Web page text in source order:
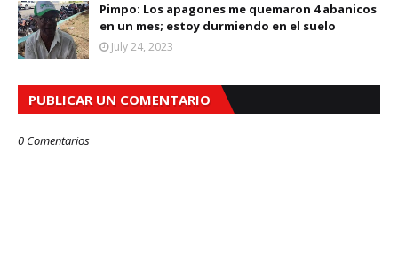
Pimpo: Los apagones me quemaron 4 abanicos
en un mes; estoy durmiendo en el suelo
July 24, 2023
PUBLICAR UN COMENTARIO
0 Comentarios